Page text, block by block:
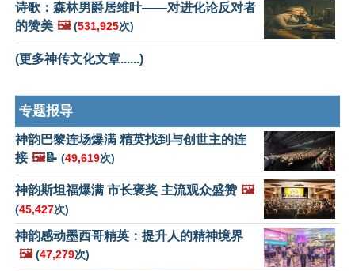
诗歌：森林男爵居维叶——对进化论反对者
的赞美 🖼️ (531,925次)
(更多神传文化文章......)
专题报导
神韵巴黎连场爆满 精英找到与创世主的连
接 🖼️📝 (49,619次)
神韵斯坦福爆满 市长褒奖 主流观众盛赞 🖼️
(45,427次)
神韵感动墨西哥精英：提升人的精神境界
🖼️ (47,279次)